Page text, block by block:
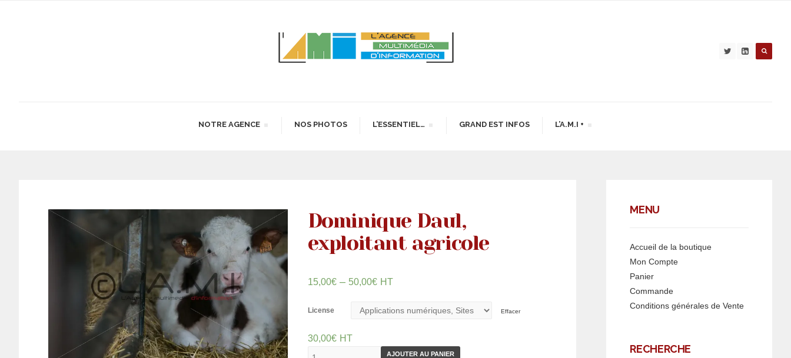
NOTRE AGENCE NOS PHOTOS L’ESSENTIEL… GRAND EST INFOS L’A.M.I +
Dominique Daul,
exploitant agricole
15,00€– 50,00€ HT
License Effacer
30,00€ HT
AJOUTER AU PANIER
MENU
Accueil de la boutique
Mon Compte
Panier
Commande
Conditions générales de Vente
RECHERCHE